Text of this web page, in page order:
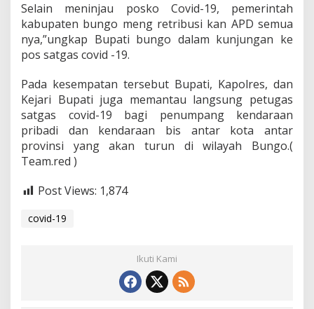
Selain meninjau posko Covid-19, pemerintah
kabupaten bungo meng retribusi kan APD semua
nya,”ungkap Bupati bungo dalam kunjungan ke
pos satgas covid -19.
Pada kesempatan tersebut Bupati, Kapolres, dan
Kejari Bupati juga memantau langsung petugas
satgas covid-19 bagi penumpang kendaraan
pribadi dan kendaraan bis antar kota antar
provinsi yang akan turun di wilayah Bungo.(
Team.red )
Post Views: 1,874
covid-19
Ikuti Kami